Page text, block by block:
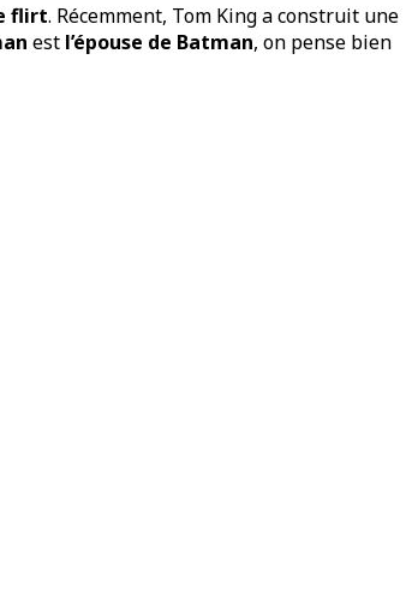
flirt. Récemment, Tom King a construit une
est l’épouse de Batman, on pense bien